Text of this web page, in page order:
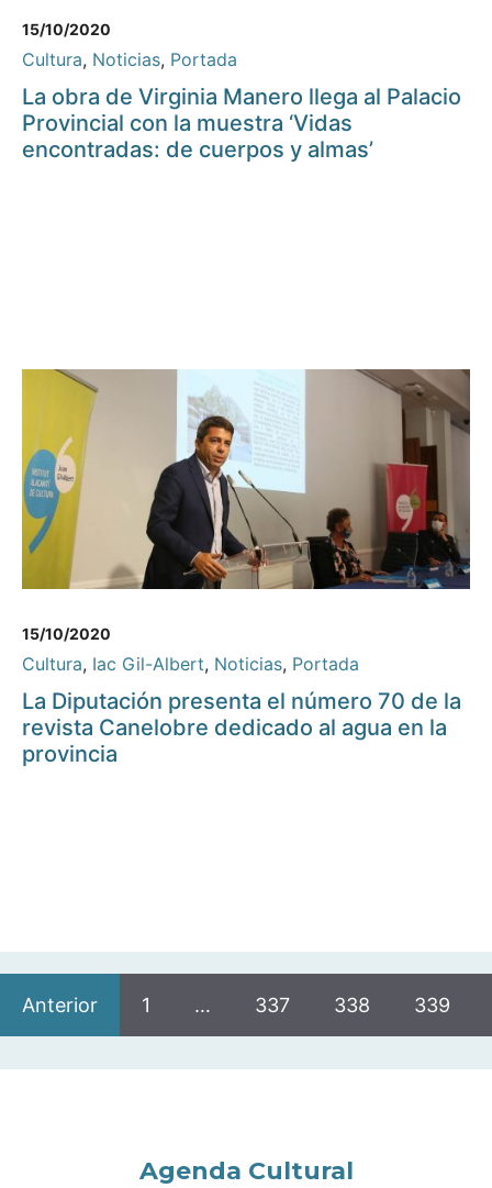
15/10/2020
Cultura, Noticias, Portada
La obra de Virginia Manero llega al Palacio
Provincial con la muestra ‘Vidas
encontradas: de cuerpos y almas’
15/10/2020
Cultura, Iac Gil-Albert, Noticias, Portada
La Diputación presenta el número 70 de la
revista Canelobre dedicado al agua en la
provincia
Anterior 1 … 337 338 339
Agenda Cultural